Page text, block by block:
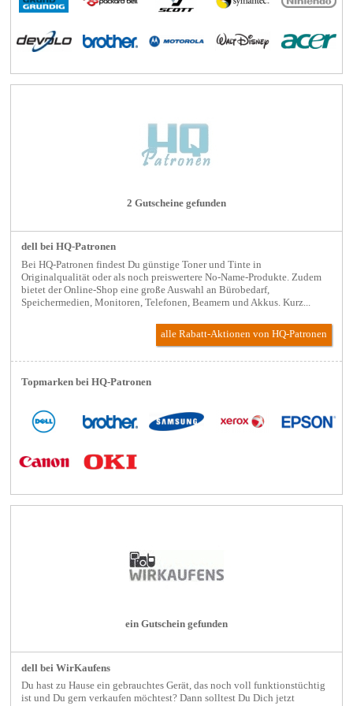
2 Gutscheine gefunden
dell bei HQ-Patronen
Bei HQ-Patronen findest Du günstige Toner und Tinte in
Originalqualität oder als noch preiswertere No-Name-Produkte. Zudem
bietet der Online-Shop eine große Auswahl an Bürobedarf,
Speichermedien, Monitoren, Telefonen, Beamern und Akkus. Kurz...
alle Rabatt-Aktionenvon HQ-Patronen
Topmarken bei HQ-Patronen
ein Gutschein gefunden
dell bei WirKaufens
Du hast zu Hause ein gebrauchtes Gerät, das noch voll funktionstüchtig
ist und Du gern verkaufen möchtest? Dann solltest Du Dich jetzt